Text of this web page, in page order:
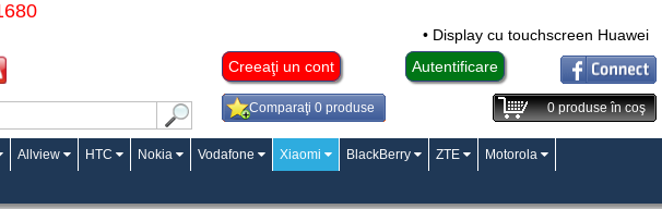
• Display cu touchscreen Huawei
Creeaţi un cont
Autentificare
Comparaţi 0 produse 0produse în coş
Allview HTC Nokia Vodafone Xiaomi BlackBerry ZTE Motorola